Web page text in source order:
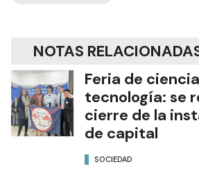
NOTAS
Feria de
tecnología: se
cierre de la
de capital
SOCIEDAD